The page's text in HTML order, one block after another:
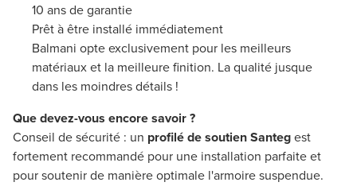
10 ans de garantie
Prêt à être installé immédiatement
Balmani opte exclusivement pour les meilleurs
matériaux et la meilleure finition. La qualité jusque
dans les moindres détails !
Que devez-vous encore savoir ?
Conseil de sécurité : un profilé de soutien Santegest
fortement recommandé pour une installation parfaite et
pour soutenir de manière optimale l'armoire suspendue.